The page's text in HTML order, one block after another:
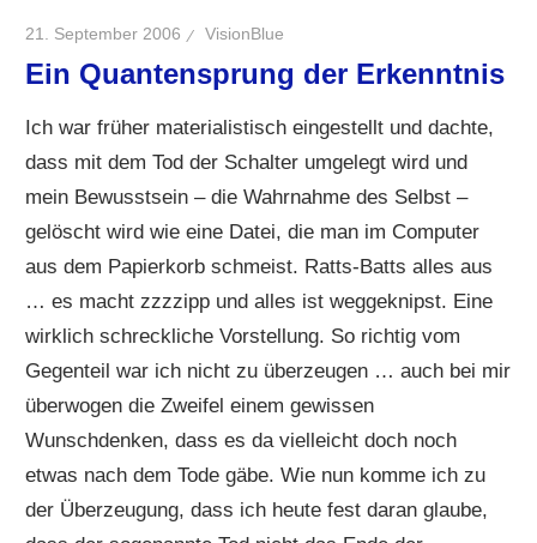
21. September 2006 VisionBlue
Ein Quantensprung der Erkenntnis
Ich war früher materialistisch eingestellt und dachte,
dass mit dem Tod der Schalter umgelegt wird und
mein Bewusstsein – die Wahrnahme des Selbst –
gelöscht wird wie eine Datei, die man im Computer
aus dem Papierkorb schmeist. Ratts-Batts alles aus
… es macht zzzzipp und alles ist weggeknipst. Eine
wirklich schreckliche Vorstellung. So richtig vom
Gegenteil war ich nicht zu überzeugen … auch bei mir
überwogen die Zweifel einem gewissen
Wunschdenken, dass es da vielleicht doch noch
etwas nach dem Tode gäbe. Wie nun komme ich zu
der Überzeugung, dass ich heute fest daran glaube,